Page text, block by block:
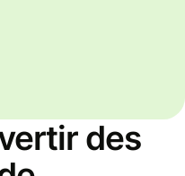
des